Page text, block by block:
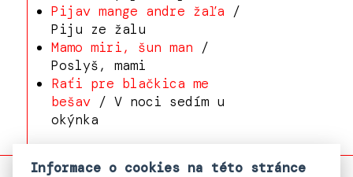
Pijav mange andre žaľa /
Piju ze žalu
Mamo miri, šun man /
Poslyš, mami
Raťi pre blačkica me
bešav/ V noci sedím u
okýnka
Informace o cookies na této stránce